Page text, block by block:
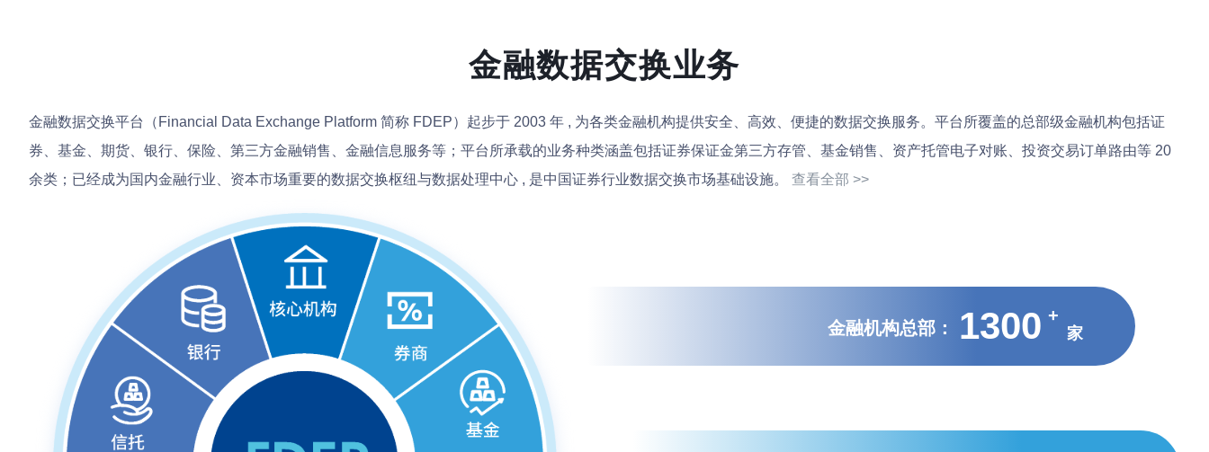
金融数据交换业务
金融数据交换平台（Financial Data Exchange Platform 简称 FDEP）起步于 2003 年 , 为各类金融机构提供安全、高效、便捷的数据交换服务。平台所覆盖的总部级金融机构包括证
券、基金、期货、银行、保险、第三方金融销售、金融信息服务等；平台所承载的业务种类涵盖包括证券保证金第三方存管、基金销售、资产托管电子对账、投资交易订单路由等 20
余类；已经成为国内金融行业、资本市场重要的数据交换枢纽与数据处理中心 , 是中国证券行业数据交换市场基础设施。 查看全部 >>
金融机构总部： 1300 家